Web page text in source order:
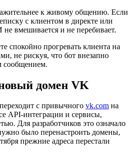
к живому общению. Если
с клиентом в директе или
вмешивается и не перебивает.
спокойно прогревать клиента на
не рискуя, что бот внезапно
сообщением.
домен VK
с привычного vk.com на
API-интеграции и сервисы,
Для разработчиков это означало
было перенастроить домены,
прежние адреса перестали